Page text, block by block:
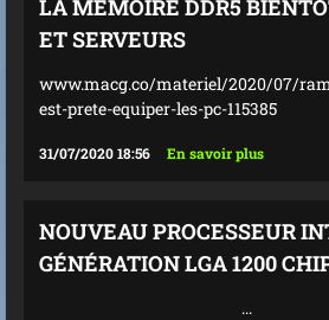
LA MÉMOIRE DDR5
ET SERVEURS
www.macg.co/materiel/2020/07/
est-prete-equiper-les-pc-115385
31/07/2020 18:56 En savoir plus
NOUVEAU PROCESSEUR
GÉNÉRATION LGA 1200
...